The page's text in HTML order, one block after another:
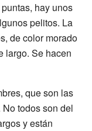
hay unos
pelitos. La
de color morado
largo. Se hacen
que son las
todos son del
y están